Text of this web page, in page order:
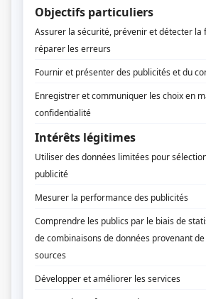
Diffuseur(s)
Dates de diffusion
Du 16 septembre 2002 au 20 mars 2012
Saison 1: Diffusée chaque lundi à 20h00(30
Saison 2: Diffusée chaque mardi à 21h00
Saison 3: Diffusée chaque mardi à 21h00 (30
Saison 4: Diffusée chaque jeudi à 21h00 (30 minutes)
Saison 5: Diffusée chaque mardi à 20h00
(30
Saison 8: Diffusée chaque mardi à 20h00(30